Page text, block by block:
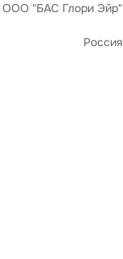
ООО "БАС Глори Эйр"
Россия